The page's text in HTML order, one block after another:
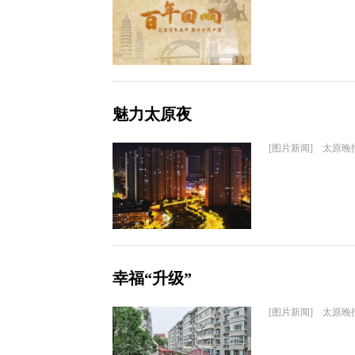
魅力太原夜
[图片新闻] 太原晚
幸福“升级”
[图片新闻] 太原晚